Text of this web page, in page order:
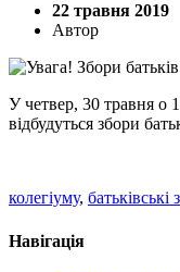
22 травня 2019
Автор
У четвер, 30 травня о
відбудуться збори
колегіуму, батьківські
Навігація